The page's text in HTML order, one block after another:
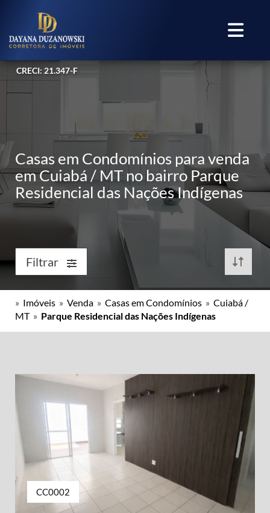
CRECI: 21.347-F
Casas em Condomínios para venda
em Cuiabá / MT no bairro Parque
Residencial das Nações Indígenas
Filtrar
» Imóveis » Venda » Casas em Condomínios » Cuiabá /
MT» Parque Residencial das Nações Indígenas
CC0002